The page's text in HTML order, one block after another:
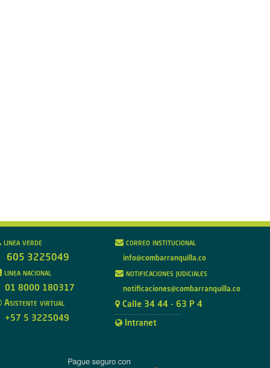
linea verde
605 3225049
linea nacional
01 8000 180317
Asistente virtual
+57 5 3225049
correo institucional
info@combarranquilla.co
notificaciones judiciales
notificaciones@combarranquilla.co
Calle 34 44 - 63 P 4
Intranet